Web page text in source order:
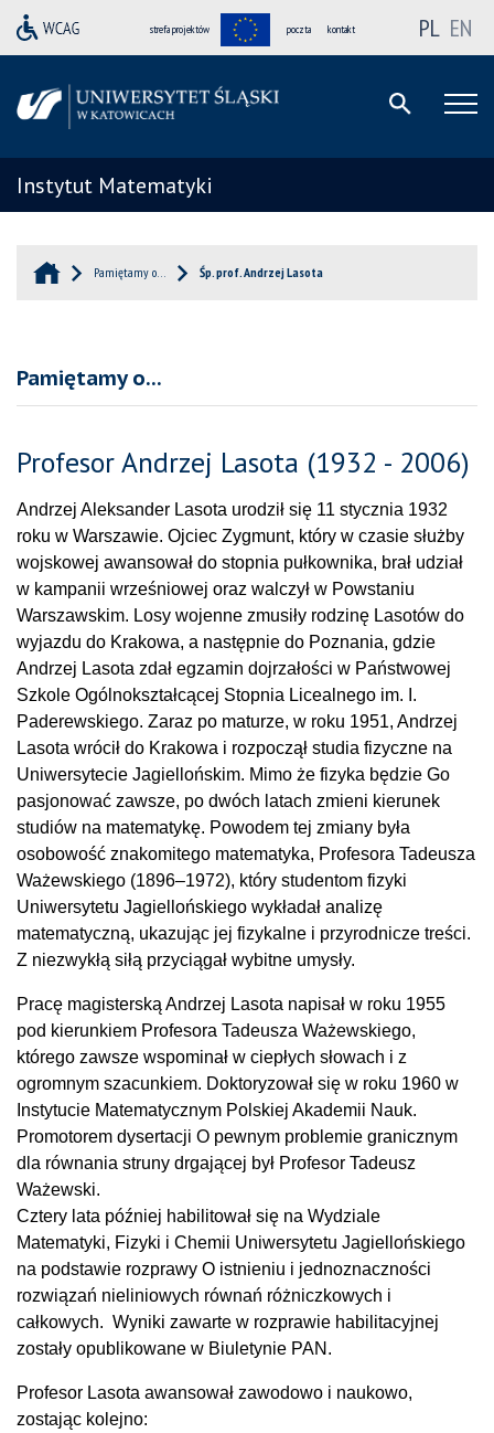
strefa projektów poczta kontakt PL EN
Instytut Matematyki
Pamiętamy o… Śp. prof. Andrzej Lasota
Pamiętamy o...
Profesor Andrzej Lasota (1932 - 2006)
Andrzej Aleksander Lasota urodził się 11 stycznia 1932
roku w Warszawie. Ojciec Zygmunt, który w czasie służby
wojskowej awansował do stopnia pułkownika, brał udział
w kampanii wrześniowej oraz walczył w Powstaniu
Warszawskim. Losy wojenne zmusiły rodzinę Lasotów do
wyjazdu do Krakowa, a następnie do Poznania, gdzie
Andrzej Lasota zdał egzamin dojrzałości w Państwowej
Szkole Ogólnokształcącej Stopnia Licealnego im. I.
Paderewskiego. Zaraz po maturze, w roku 1951, Andrzej
Lasota wrócił do Krakowa i rozpoczął studia fizyczne na
Uniwersytecie Jagiellońskim. Mimo że fizyka będzie Go
pasjonować zawsze, po dwóch latach zmieni kierunek
studiów na matematykę. Powodem tej zmiany była
osobowość znakomitego matematyka, Profesora Tadeusza
Ważewskiego (1896–1972), który studentom fizyki
Uniwersytetu Jagiellońskiego wykładał analizę
matematyczną, ukazując jej fizykalne i przyrodnicze treści.
Z niezwykłą siłą przyciągał wybitne umysły.
Pracę magisterską Andrzej Lasota napisał w roku 1955
pod kierunkiem Profesora Tadeusza Ważewskiego,
którego zawsze wspominał w ciepłych słowach i z
ogromnym szacunkiem. Doktoryzował się w roku 1960 w
Instytucie Matematycznym Polskiej Akademii Nauk.
Promotorem dysertacji O pewnym problemie granicznym
dla równania struny drgającej był Profesor Tadeusz
Ważewski.
Cztery lata później habilitował się na Wydziale
Matematyki, Fizyki i Chemii Uniwersytetu Jagiellońskiego
na podstawie rozprawy O istnieniu i jednoznaczności
rozwiązań nieliniowych równań różniczkowych i
całkowych. Wyniki zawarte w rozprawie habilitacyjnej
zostały opublikowane w Biuletynie PAN.
Profesor Lasota awansował zawodowo i naukowo,
zostając kolejno: